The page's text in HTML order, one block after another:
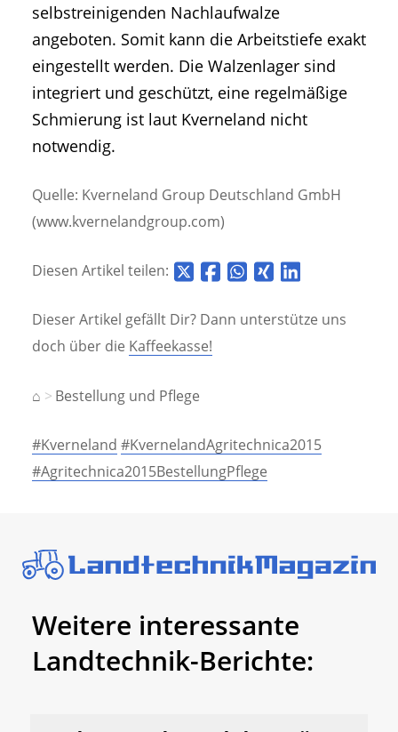
selbstreinigenden Nachlaufwalze
angeboten. Somit kann die Arbeitstiefe exakt
eingestellt werden. Die Walzenlager sind
integriert und geschützt, eine regelmäßige
Schmierung ist laut Kverneland nicht
notwendig.
Quelle: Kverneland Group Deutschland GmbH
(www.kvernelandgroup.com)
Diesen Artikel teilen:
Dieser Artikel gefällt Dir? Dann unterstütze uns
doch über die Kaffeekasse!
⌂ Bestellung und Pflege
#Kverneland #KvernelandAgritechnica2015
#Agritechnica2015BestellungPflege
Weitere interessante
Landtechnik-Berichte: